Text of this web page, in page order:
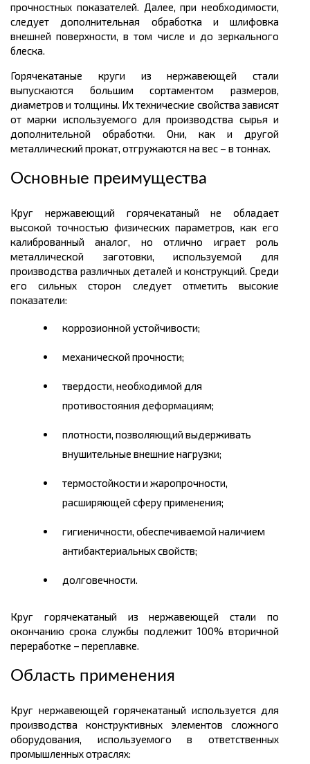
прочностных показателей. Далее, при необходимости,
следует дополнительная обработка и шлифовка
внешней поверхности, в том числе и до зеркального
блеска.
Горячекатаные круги из нержавеющей стали
выпускаются большимсортаментом размеров,
диаметров и толщины. Их технические свойства зависят
от марки используемого для производства сырья и
дополнительной обработки. Они, как и другой
металлический прокат, отгружаются на вес – в тоннах.
Основные преимущества
Круг нержавеющий горячекатаный не обладает
высокой точностью физических параметров, как его
калиброванный аналог, но отлично играет роль
металлической заготовки, используемой для
производства различных деталей и конструкций. Среди
его сильных сторон следует отметить высокие
показатели:
коррозионной устойчивости;
механической прочности;
твердости, необходимой для
противостояния деформациям;
плотности, позволяющий выдерживать
внушительные внешние нагрузки;
термостойкости и жаропрочности,
расширяющей сферу применения;
гигиеничности, обеспечиваемой наличием
антибактериальных свойств;
долговечности.
Круг горячекатаный из нержавеющей стали по
окончанию срока службы подлежит 100% вторичной
переработке – переплавке.
Область применения
Круг нержавеющей горячекатаный используется для
производства конструктивных элементов сложного
оборудования, используемого в ответственных
промышленных отраслях: